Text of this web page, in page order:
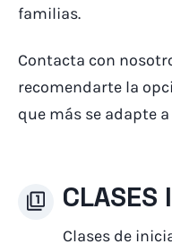
familias.
Contacta con
recomendarte la
que más se adapte
CLASES
Clases de